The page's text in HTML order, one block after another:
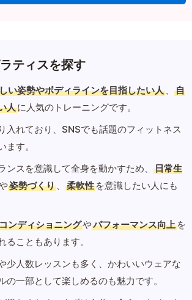
ティスを探す
い姿勢やボディラインを目指したい人 、
自
人に人気のトレーニングです。
入れており、SNSでも話題のフィットネス
ます。
ンスを意識して全身を動かすため、
日常生
姿勢づくり 、 柔軟性 を意識したい人にも
ンディショニングやパフォーマンス向上 を
ることもあります。
少人数レッスンも多く、かわいいウェアな
の一部として楽しめるのも魅力です。